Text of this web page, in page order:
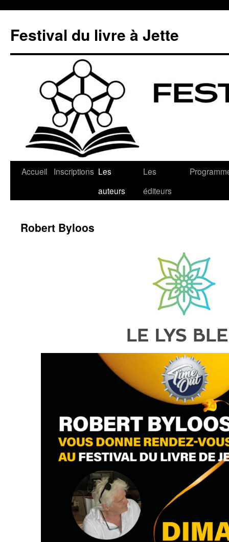
contenu
Festival du livre à Jette
Accueil Inscriptions Les
auteurs
Les
éditeurs
Robert Byloos